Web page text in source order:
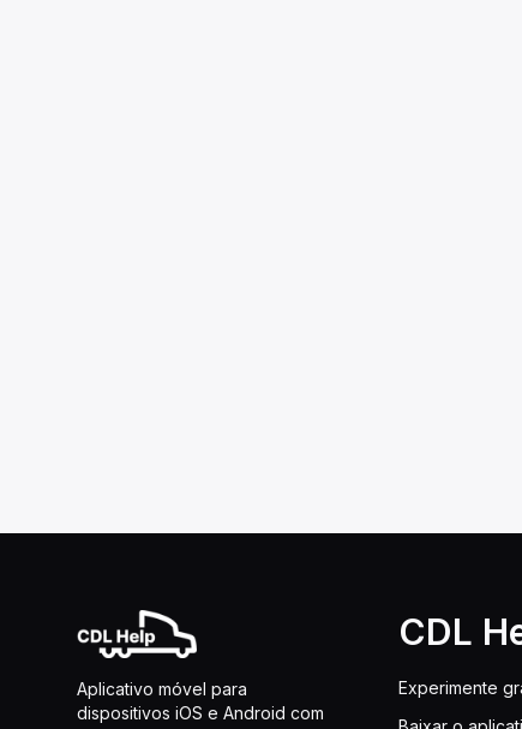
Aplicativo móvel para
dispositivos iOS e Android com
CDL
Experimente